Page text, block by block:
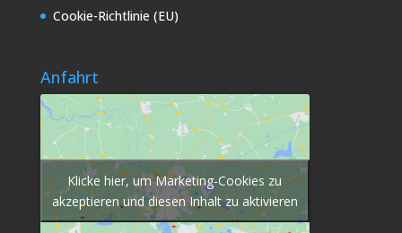
Cookie-Richtlinie (EU)
Anfahrt
Klicke hier, um Marketing-Cookies zu
akzeptieren und diesen Inhalt zu aktivieren